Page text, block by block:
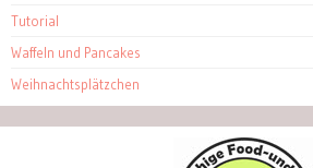
Tutorial
Waffeln und Pancakes
Weihnachtsplätzchen